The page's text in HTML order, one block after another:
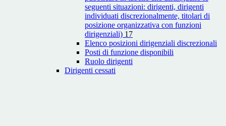
seguenti situazioni: dirigenti, dirigenti
individuati discrezionalmente, titolari di
posizione organizzativa con funzioni
dirigenziali) 17
Elenco posizioni dirigenziali discrezionali
Posti di funzione disponibili
Ruolo dirigenti
Dirigenti cessati